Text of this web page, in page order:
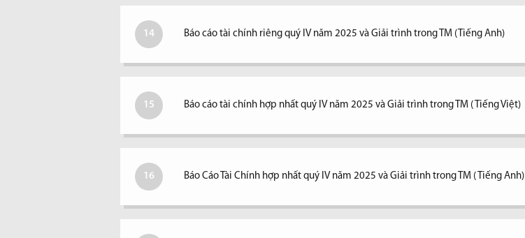
14 Báo cáo tài chính riêng quý IV năm 2025 và Giải trình trong TM (Tiếng Anh)
15 Báo cáo tài chính hợp nhất quý IV năm 2025 và Giải trình trong TM ( Tiếng Việt)
16 Báo Cáo Tài Chính hợp nhất quý IV năm 2025 và Giải trình trong TM ( Tiếng Anh)